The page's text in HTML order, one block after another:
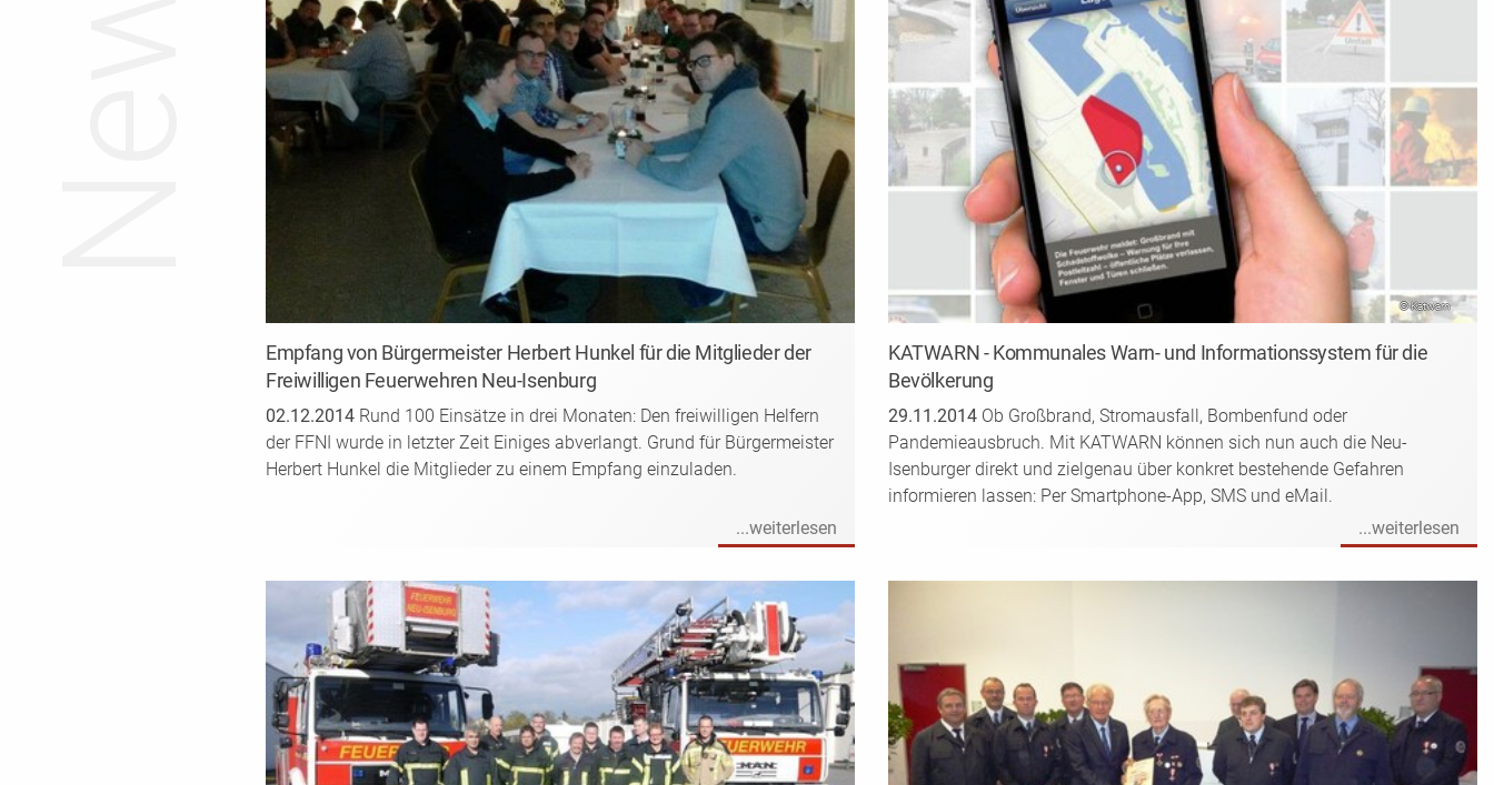
Empfang von Bürgermeister Herbert Hunkel für die Mitglieder der
Freiwilligen Feuerwehren Neu-Isenburg
02.12.2014 Rund 100 Einsätze in drei Monaten: Den freiwilligen Helfern
der FFNI wurde in letzter Zeit Einiges abverlangt. Grund für Bürgermeister
Herbert Hunkel die Mitglieder zu einem Empfang einzuladen.
...weiterlesen
© Katwarn
KATWARN - Kommunales Warn- und Informationssystem für die
Bevölkerung
29.11.2014Ob Großbrand, Stromausfall, Bombenfund oder
Pandemieausbruch. Mit KATWARN können sich nun auch die Neu-
Isenburger direkt und zielgenau über konkret bestehende Gefahren
informieren lassen: Per Smartphone-App, SMS und eMail.
...weiterlesen